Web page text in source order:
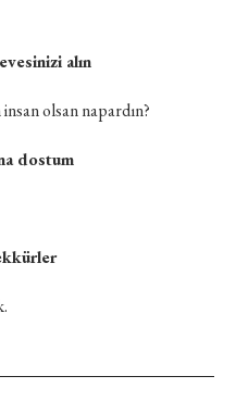
alın
olsan napardın?
dostum